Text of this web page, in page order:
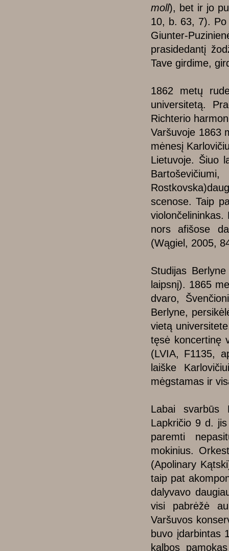
moll), bet ir jo
10, b. 63, 7). Po
Giunter-
prasidedantį
Tave girdime,
1862 metų
universitetą.
Richterio
Varšuvoje 1863
mėnesį
Lietuvoje. Šiuo
scenose. Taip
violončelininkas.
nors afišose
(Wągiel, 2005,
Studijas
laipsnį). 1865
dvaro,
Berlyne,
vietą
tęsė koncertinę
(LVIA, F1135,
laiške
mėgstamas ir
Labai svarbūs
Lapkričio 9 d.
paremti
mokinius.
(Apolinary
taip pat
dalyvavo
visi pabrėžė
Varšuvos
buvo įdarbintas
kalbos